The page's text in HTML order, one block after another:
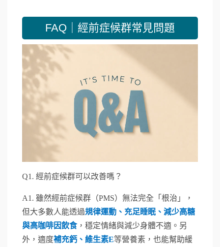
FAQ｜經前症候群常見問題
Q1. 經前症候群可以改善嗎？
A1. 雖然經前症候群（PMS）無法完全「根治」，
但大多數人能透過規律運動、充足睡眠、減少高糖
與高咖啡因飲食，穩定情緒與減少身體不適。另
外，適度補充鈣、維生素E等營養素，也能幫助緩